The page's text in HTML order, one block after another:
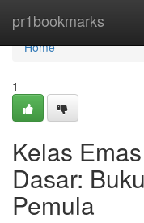
pr1bookmarks
Home
Home
1
Kelas
Dasar:
Pemula